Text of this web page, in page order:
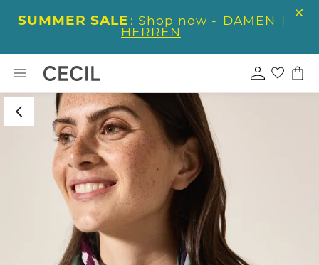
SUMMER SALE : Shop now - DAMEN |
HERREN